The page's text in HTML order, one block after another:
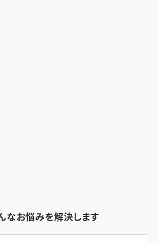
なお悩みを解決します